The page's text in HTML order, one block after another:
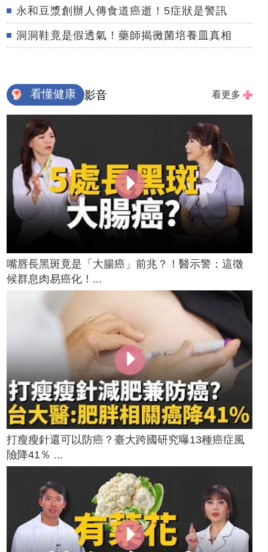
永和豆漿創辦人傳食道癌逝！5症狀是警訊
洞洞鞋竟是假透氣！藥師揭黴菌培養皿真相
看懂健康 影音 看更多
嘴唇長黑斑竟是「大腸癌」前兆？！醫示警：這徵
候群息肉易癌化！...
打瘦瘦針還可以防癌？臺大跨國研究曝13種癌症風
險降41％ ...